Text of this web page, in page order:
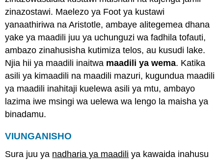
zinazostawi. Maelezo ya Foot ya kustawi
yanaathiriwa na Aristotle, ambaye alitegemea dhana
yake ya maadili juu ya uchunguzi wa fadhila tofauti,
ambazo zinahusisha kutimiza telos, au kusudi lake.
Njia hii ya maadili inaitwa maadili ya wema. Katika
asili ya kimaadili na maadili mazuri, kugundua maadili
ya maadili inahitaji kuelewa asili ya mtu, ambayo
lazima iwe msingi wa uelewa wa lengo la maisha ya
binadamu.
VIUNGANISHO
Sura juu ya nadharia ya maadili ya kawaida inahusu